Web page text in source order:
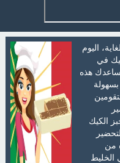
اليوم
في
هذه
الكيك
من
الخليط